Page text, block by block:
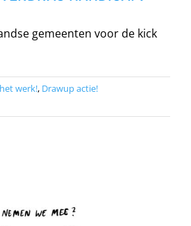
gemeenten voor de kick
werk!, Drawup actie!